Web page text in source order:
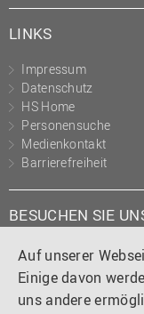
Auf unserer
Einige davon
uns andere
Studium und Lehre
Transfer- und
LINKS
Impressum
Datenschutz
HS Home
Personensuche
Medienkontakt
Barrierefreiheit
BESUCHEN SIE
Instagram
Tiktok